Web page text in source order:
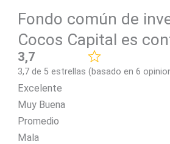
Fondo común de
Cocos Capital es
3,7
3,7 de 5 estrellas (basado en 6
Excelente
Muy Buena
Promedio
Mala